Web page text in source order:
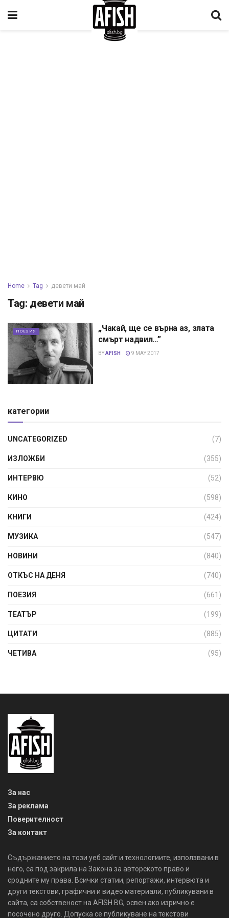
Home Tag девети май
Tag: девети май
ПОЕЗИЯ
„Чакай, ще се върна аз, злата
смърт надвил…”
BYAFISH 9 MAY 2017
категории
UNCATEGORIZED (7)
ИЗЛОЖБИ (355)
ИНТЕРВЮ (52)
КИНО (598)
КНИГИ (424)
МУЗИКА (547)
НОВИНИ (840)
ОТКЪС НА ДЕНЯ (740)
ПОЕЗИЯ (661)
ТЕАТЪР (199)
ЦИТАТИ (885)
ЧЕТИВА (95)
За нас
За реклама
Поверителност
За контакт
Съдържанието на този уеб сайт и технологиите, използвани в
него, са под закрила на Закона за авторското право и
сродните му права. Всички статии, репортажи, интервюта и
други текстови, графични и видео материали, публикувани в
сайта, са собственост на AFISH.BG, освен ако изрично е
посочено друго. Допуска се публикуване на текстови